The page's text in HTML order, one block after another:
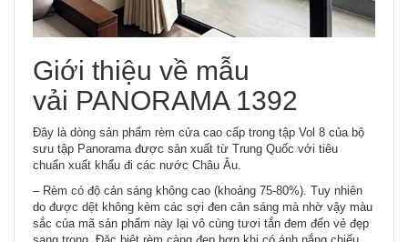
Giới thiệu về mẫu
vải PANORAMA 1392
Đây là dòng sản phẩm rèm cửa cao cấp trong tập Vol 8 của bộ
sưu tập Panorama được sản xuất từ Trung Quốc với tiêu
chuẩn xuất khẩu đi các nước Châu Âu.
– Rèm có độ cản sáng không cao (khoảng 75-80%). Tuy nhiên
do được dệt không kèm các sợi đen cản sáng mà nhờ vậy màu
sắc của mã sản phẩm này lại vô cùng tươi tắn đem đến vẻ đẹp